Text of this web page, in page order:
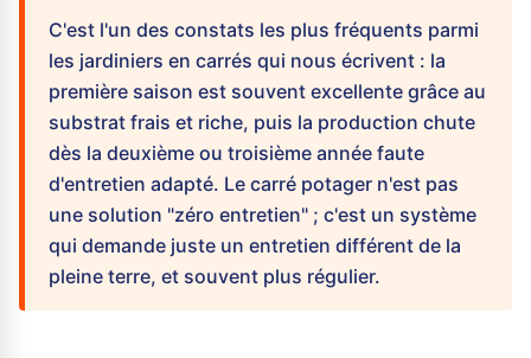
C'est l'un des constats les plus fréquents parmi
les jardiniers en carrés qui nous écrivent : la
première saison est souvent excellente grâce au
substrat frais et riche, puis la production chute
dès la deuxième ou troisième année faute
d'entretien adapté. Le carré potager n'est pas
une solution "zéro entretien" ; c'est un système
qui demande juste un entretien différent de la
pleine terre, et souvent plus régulier.